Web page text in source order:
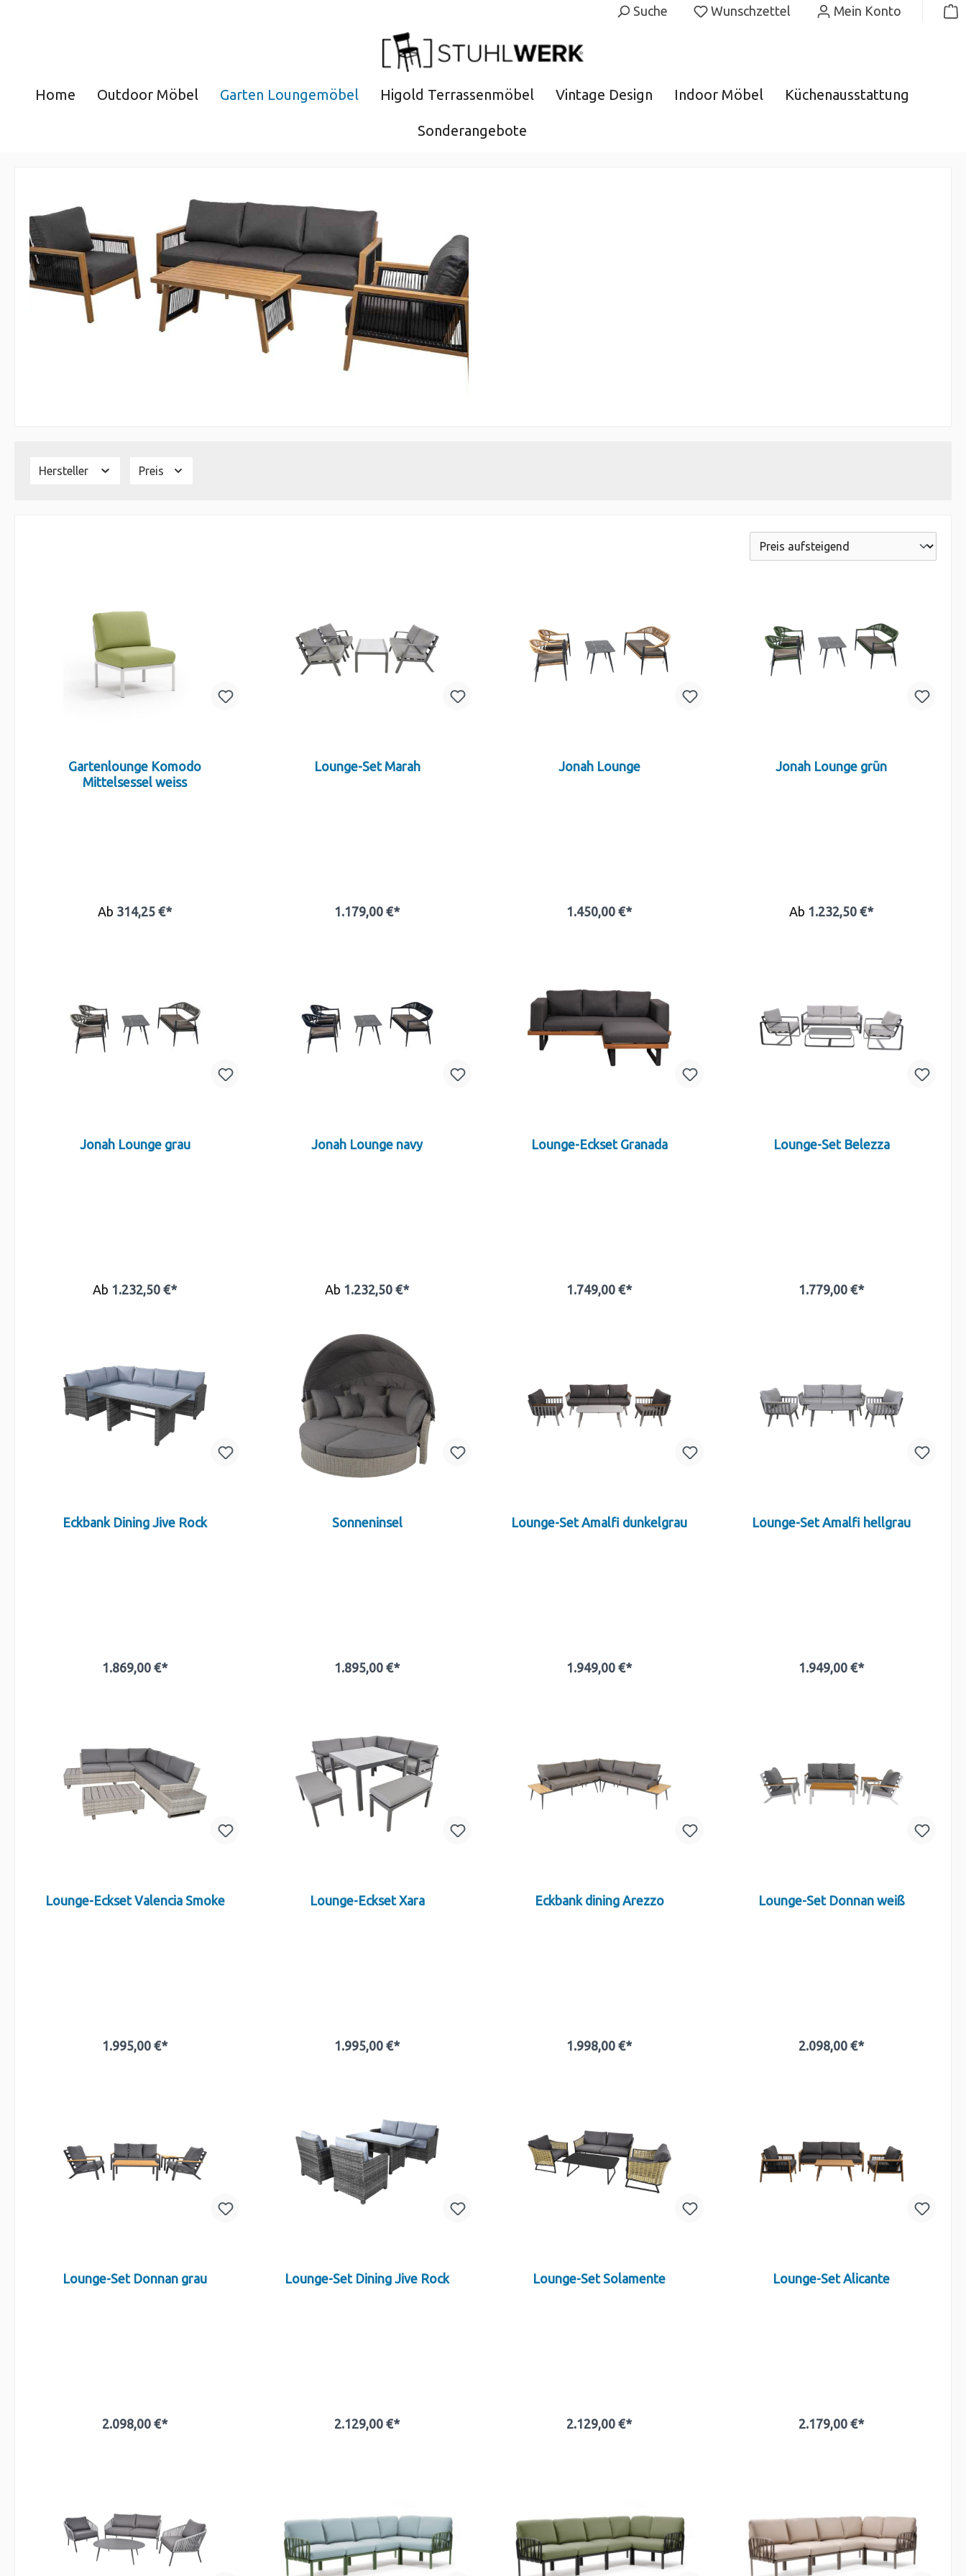
Suche Wunschzettel Mein Konto
Home Outdoor Möbel Garten Loungemöbel Higold Terrassenmöbel Vintage Design Indoor Möbel Küchenausstattung
Sonderangebote
Hersteller Preis
Gartenlounge Komodo
Mittelsessel weiss
Ab 314,25 €*
Lounge-Set Marah
1.179,00 €*
Jonah Lounge
1.450,00 €*
Jonah Lounge grün
Ab 1.232,50 €*
Jonah Lounge grau
Ab 1.232,50 €*
Jonah Lounge navy
Ab 1.232,50 €*
Lounge-Eckset Granada
1.749,00 €*
Lounge-Set Belezza
1.779,00 €*
Eckbank Dining Jive Rock
1.869,00 €*
Sonneninsel
1.895,00 €*
Lounge-Set Amalfi dunkelgrau
1.949,00 €*
Lounge-Set Amalfi hellgrau
1.949,00 €*
Lounge-Eckset Valencia Smoke
1.995,00 €*
Lounge-Eckset Xara
1.995,00 €*
Eckbank dining Arezzo
1.998,00 €*
Lounge-Set Donnan weiß
2.098,00 €*
Lounge-Set Donnan grau
2.098,00 €*
Lounge-Set Dining Jive Rock
2.129,00 €*
Lounge-Set Solamente
2.129,00 €*
Lounge-Set Alicante
2.179,00 €*